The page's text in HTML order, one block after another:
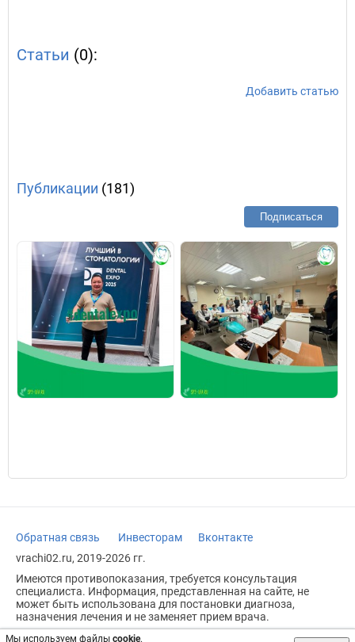
Мы используем файлы cookie.
Статьи (0):
Добавить статью
Публикации (181)
Подписаться
Обратная связь Инвесторам
Вконтакте
vrachi02.ru, 2019-2026 гг.
Имеются противопоказания, требуется консультация
специалиста. Информация, представленная на сайте, не
может быть использована для постановки диагноза,
назначения лечения и не заменяет прием врача.
Возрастное ограничение: 18+